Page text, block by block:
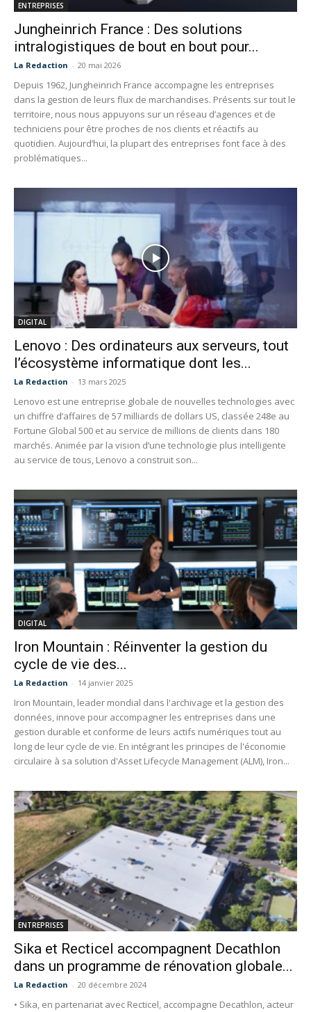
ENTREPRISES
Jungheinrich France : Des solutions
intralogistiques de bout en bout pour...
La Redaction - 20 mai 2026
Depuis 1962, Jungheinrich France accompagne les entreprises
dans la gestion de leurs flux de marchandises. Présents sur tout le
territoire, nous nous appuyons sur un réseau d’agences et de
techniciens pour être proches de nos clients et réactifs au
quotidien. Aujourd’hui, la plupart des entreprises font face à des
problématiques...
DIGITAL
Lenovo : Des ordinateurs aux serveurs, tout
l’écosystème informatique dont les...
La Redaction - 13 mars 2025
Lenovo est une entreprise globale de nouvelles technologies avec
un chiffre d’affaires de 57 milliards de dollars US, classée 248e au
Fortune Global 500 et au service de millions de clients dans 180
marchés. Animée par la vision d’une technologie plus intelligente
au service de tous, Lenovo a construit son...
DIGITAL
Iron Mountain : Réinventer la gestion du
cycle de vie des...
La Redaction - 14 janvier 2025
Iron Mountain, leader mondial dans l'archivage et la gestion des
données, innove pour accompagner les entreprises dans une
gestion durable et conforme de leurs actifs numériques tout au
long de leur cycle de vie. En intégrant les principes de l'économie
circulaire à sa solution d'Asset Lifecycle Management (ALM), Iron...
ENTREPRISES
Sika et Recticel accompagnent Decathlon
dans un programme de rénovation globale...
La Redaction - 20 décembre 2024
• Sika, en partenariat avec Recticel, accompagne Decathlon, acteur